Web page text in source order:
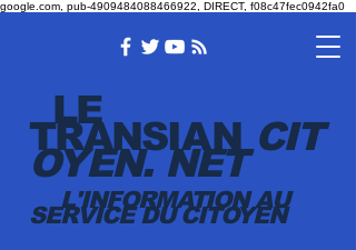
google.com, pub-4909484088466922, DIRECT, f08c47fec0942fa0
LE
TRANSIAN CIT
OYEN.NET
L'INFORMATION AU
SERVICE DU CITOYEN